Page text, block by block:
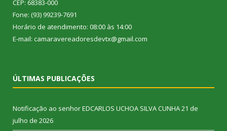
CEP: 68383-000
Fone: (93) 99239-7691
Horário de atendimento: 08:00 às 14:00
E-mail: camaravereadoresdevtx@gmail.com
ÚLTIMAS PUBLICAÇÕES
Notificação ao senhor EDCARLOS UCHOA SILVA CUNHA21 de
julho de 2026